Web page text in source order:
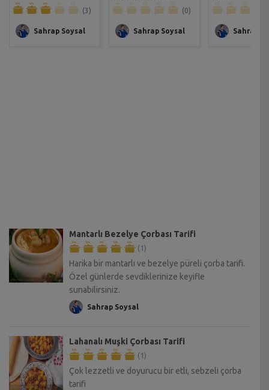
(3)
Sahrap Soysal
(0)
Sahrap Soysal Sahrap
Mantarlı Bezelye Çorbası Tarifi
(1)
Harika bir mantarlı ve bezelye püreli çorba tarifi.
Özel günlerde sevdiklerinize keyifle
sunabilirsiniz.
Sahrap Soysal
Lahanalı Muşki Çorbası Tarifi
(1)
Çok lezzetli ve doyurucu bir etli, sebzeli çorba
tarifi